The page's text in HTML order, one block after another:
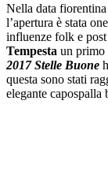
Nella data
l’apertura è stata
influenze folk e
Tempesta un primo
2017 Stelle Buone
questa sono stati
elegante capospalla